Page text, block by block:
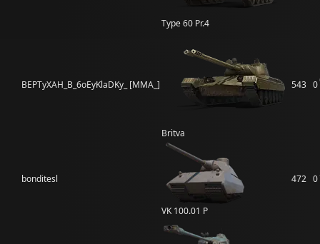
Type 60 Pr.4
BEPTyXAH_B_6oEyKlaDKy_ [MMA_]
Britva
543 0
bonditesl
VK 100.01 P
472 0